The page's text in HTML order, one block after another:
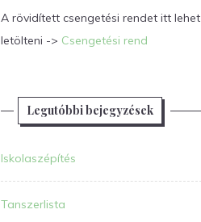
A rövidített csengetési rendet itt lehet
letölteni -> Csengetési rend
Legutóbbi bejegyzések
Iskolaszépítés
Tanszerlista